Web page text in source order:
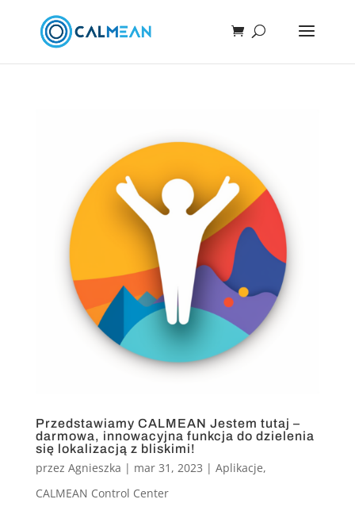
Przedstawiamy CALMEAN Jestem tutaj –
darmowa, innowacyjna funkcja do dzielenia
się lokalizacją z bliskimi!
przez Agnieszka | mar 31, 2023 | Aplikacje,
CALMEAN Control Center